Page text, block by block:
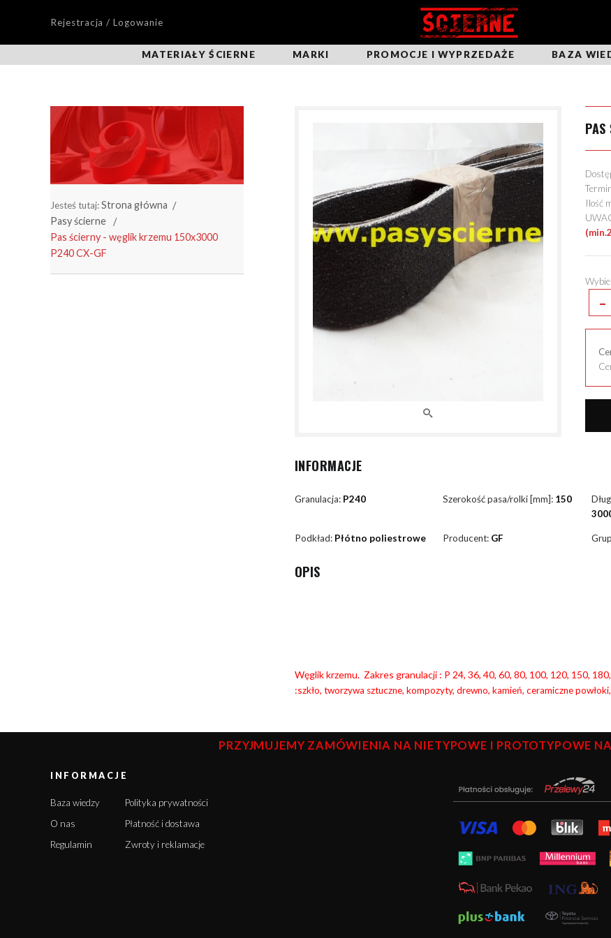
Rejestracja / Logowanie
MATERIAŁY ŚCIERNE MARKI PROMOCJE I WYPRZEDAŻE BAZA
Jesteś tutaj:Strona główna
Pasy ścierne
Pas ścierny - węglik krzemu 150x3000
P240 CX-GF
Ilość
-
INFORMACJE
Granulacja: P240 Szerokość pasa/rolki [mm]: 150
Podkład: Płótno poliestrowe Producent: GF
OPIS
Węglik krzemu. Zakres granulacji : P 24, 36, 40, 60, 80, 100, 120, 150,
:szkło, tworzywa sztuczne, kompozyty, drewno, kamień, ceramiczne
PRZYJMUJEMY ZAMÓWIENIA NA NIETYPOWE I PROTOTYPOWE
INFORMACJE
Baza wiedzy
O nas
Regulamin
Polityka prywatności
Płatność i dostawa
Zwroty i reklamacje